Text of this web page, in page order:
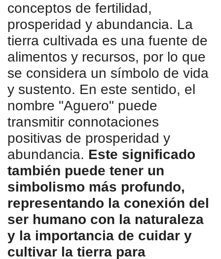
conceptos de fertilidad,
prosperidad y abundancia. La
tierra cultivada es una fuente de
alimentos y recursos, por lo que
se considera un símbolo de vida
y sustento. En este sentido, el
nombre "Aguero" puede
transmitir connotaciones
positivas de prosperidad y
abundancia. Este significado
también puede tener un
simbolismo más profundo,
representando la conexión del
ser humano con la naturaleza
y la importancia de cuidar y
cultivar la tierra para